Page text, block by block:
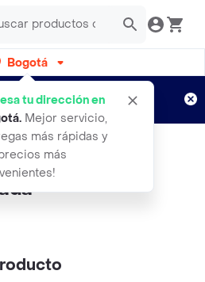
Bogotá
tu dirección en
. Mejor servicio,
más rápidas y
más
por semanas
Aplican TyC
De